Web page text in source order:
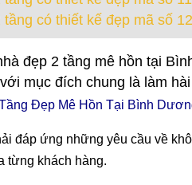
tầng có thiết kế đẹp mã số 12
đẹp 2 tầng mê hồn tại
mục đích chung là làm
Đẹp Mê Hồn Tại Bình
đáp ứng những yêu cầu về
từng khách hàng.